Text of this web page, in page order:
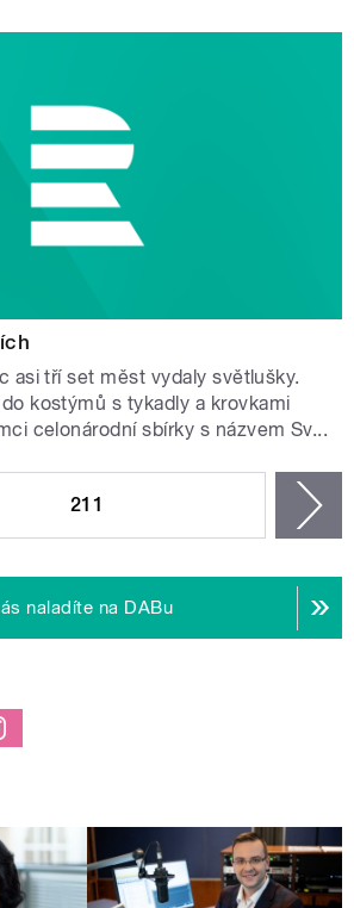
asi tří set měst vydaly světlušky.
kostýmů s tykadly a krovkami
celonárodní sbírky s názvem Sv...
211
naladíte na DABu